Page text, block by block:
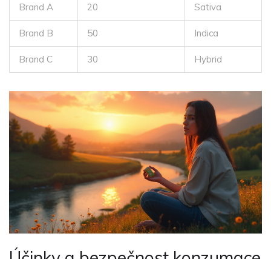
Brand A 20 Sativa
Brand B 50 Indica
Brand C 30 Hybrid